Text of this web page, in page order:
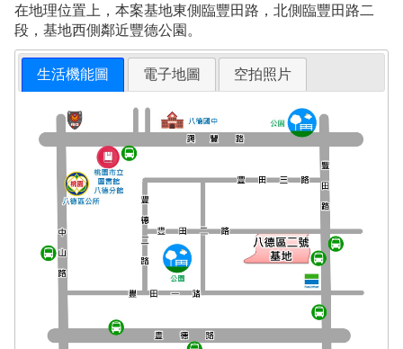
在地理位置上，本案基地東側臨豐田路，北側臨豐田路二
段，基地西側鄰近豐德公園。
生活機能圖 電子地圖 空拍照片